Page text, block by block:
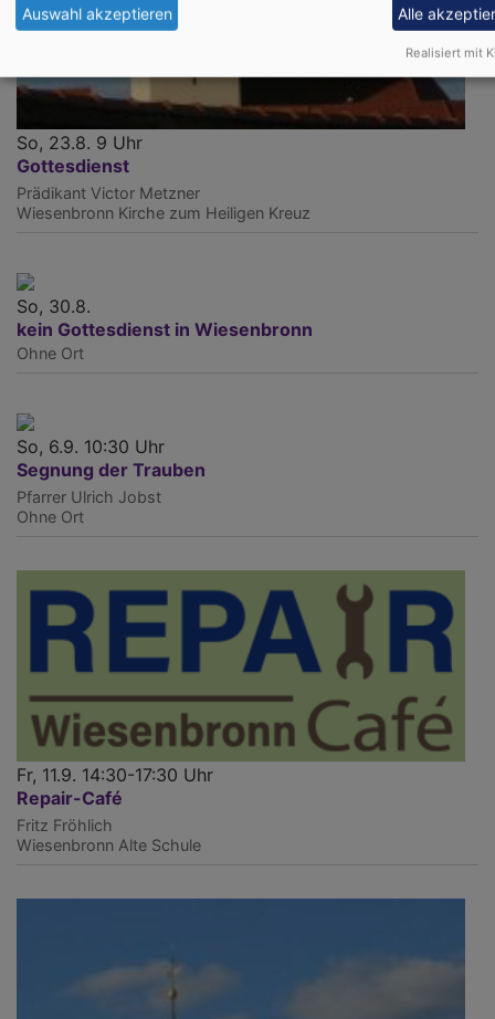
So, 23.8. 9 Uhr
Gottesdienst
Prädikant Victor Metzner
Wiesenbronn Kirche zum Heiligen Kreuz
So, 30.8.
kein Gottesdienst in Wiesenbronn
Ohne Ort
So, 6.9. 10:30 Uhr
Segnung der Trauben
Pfarrer Ulrich Jobst
Ohne Ort
Fr, 11.9. 14:30-17:30 Uhr
Repair-Café
Fritz Fröhlich
Wiesenbronn Alte Schule
Auswahl akzeptieren Alle
Realisiert mit